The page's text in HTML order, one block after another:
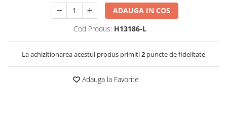
Combinezoane de lucru
impermeabile
Costume de ploaie impermeabile
Jachete / Bluze salopeta
ADAUGA IN COS
Cod Produs: H13186-L
La achizitionarea acestui produs primiti2 puncte de fidelitate
Adauga la Favorite